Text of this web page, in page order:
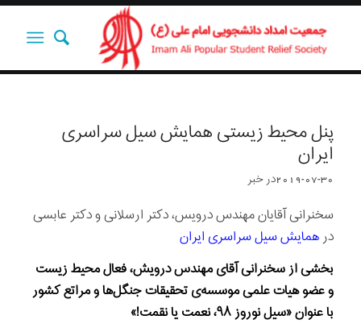
پنل محيط زيستى همايش سيل سراسرى
ايران
2019-07-30درخبر
سخنرانی آقایان مهندس درویس، دکتر ارسلانی و دکتر عابسی
درهمایش سیل سراسری ایران
بخشی از سخنرانى آقای مهندس درویش، فعال محیط زیست
و عضو هیات علمی موسسه‌ی تحقیقات جنگل‌ها و مراتع کشور
با عنوان «سیل نوروز ٩٨، نعمت یا نقمت!»